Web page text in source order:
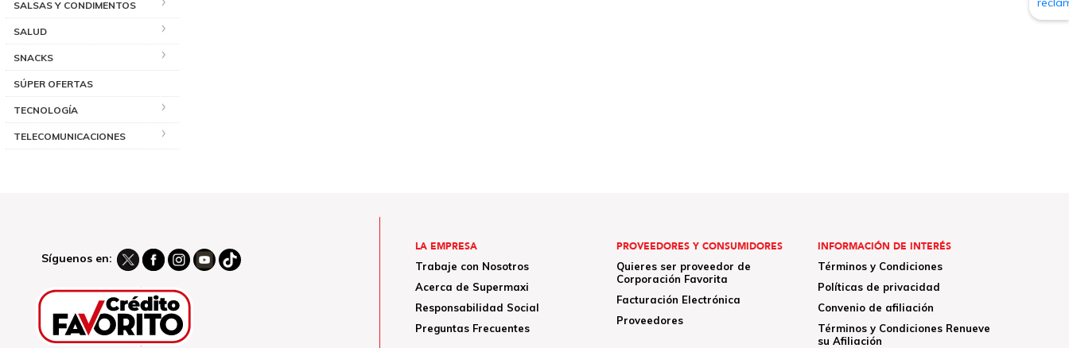
SALSAS Y CONDIMENTOS
SALUD
SNACKS
SÚPER OFERTAS
TECNOLOGÍA
TELECOMUNICACIONES
Síguenos en:
LA EMPRESA
Trabaje con Nosotros
Acerca de Supermaxi
Responsabilidad Social
Preguntas Frecuentes
PROVEEDORES Y CONSUMIDORES
Quieres ser proveedor de
Corporación Favorita
Facturación Electrónica
Proveedores
INFORMACIÓN DE INTERÉS
Términos y Condiciones
Políticas de privacidad
Convenio de afiliación
Términos y Condiciones Renueve
su Afiliación